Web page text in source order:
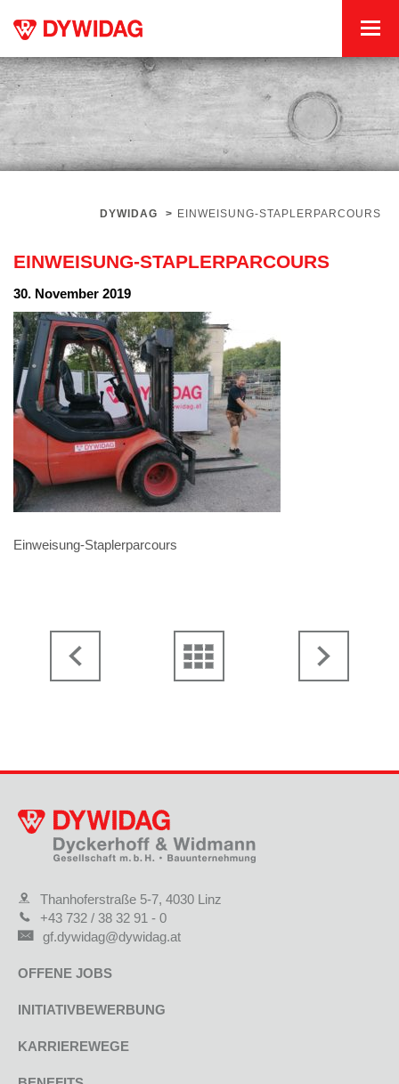
DYWIDAG > EINWEISUNG-STAPLERPARCOURS
EINWEISUNG-STAPLERPARCOURS
30. November 2019
Einweisung-Staplerparcours
Thanhoferstraße 5-7, 4030 Linz
+43 732 / 38 32 91 - 0
gf.dywidag@dywidag.at
OFFENE JOBS
INITIATIVBEWERBUNG
KARRIEREWEGE